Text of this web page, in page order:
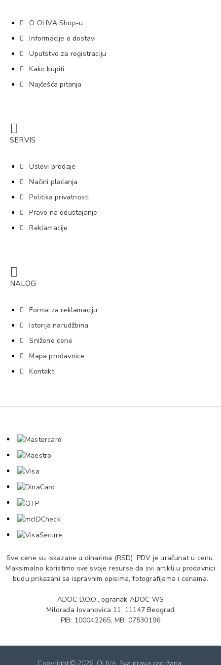
O OLIVA Shop-u
Informacije o dostavi
Uputstvo za registraciju
Kako kupiti
Najčešća pitanja
SERVIS
Uslovi prodaje
Načini plaćanja
Politika privatnosti
Pravo na odustajanje
Reklamacije
NALOG
Forma za reklamaciju
Istorija narudžbina
Snižene cene
Mapa prodavnice
Kontakt
Sve cene su iskazane u dinarima (RSD). PDV je uračunat u cenu.
Maksimalno koristimo sve svoje resurse da svi artikli u prodavnici
budu prikazani sa ispravnim opisima, fotografijama i cenama.
ADOC D.O.O., ogranak ADOC WS
Milorada Jovanovica 11, 11147 Beograd
PIB: 100042265, MB: 07530196